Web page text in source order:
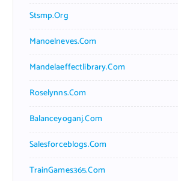
Stsmp.org
Manoelneves.com
Mandelaeffectlibrary.com
Roselynns.com
Balanceyoganj.com
Salesforceblogs.com
TrainGames365.com